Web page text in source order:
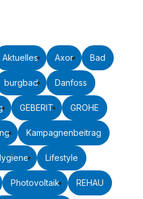
Aktuelles Axor Bad
burgbad Danfoss
GEBERIT GROHE
Kampagnenbeitrag
Lifestyle
Photovoltaik REHAU